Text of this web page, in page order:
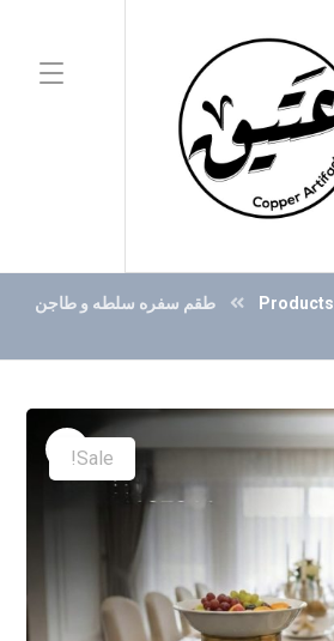
Products
طقم سفره سلطه و طاجن
Sale!